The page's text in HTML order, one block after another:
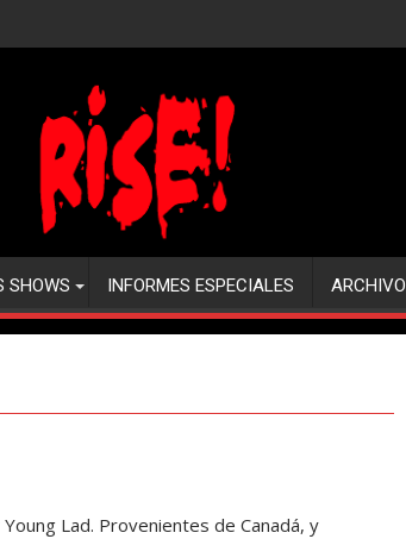
SHOWS INFORMES ESPECIALES ARCHIVO
Lad. Provenientes de Canadá, y